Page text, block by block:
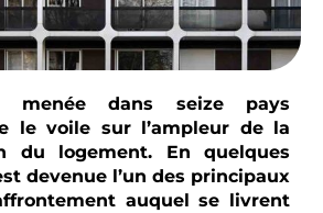
menée dans seize pays
le voile sur l’ampleur de la
du logement. En quelques
devenue l’un des principaux
auquel se livrent